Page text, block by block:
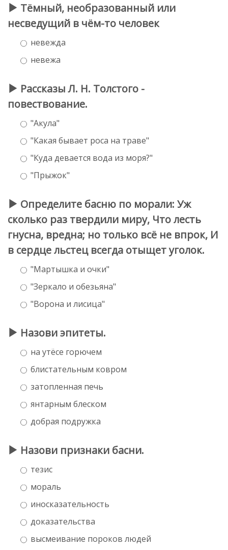
Тёмный, необразованный или
несведущий в чём-то человек
невежда
невежа
Рассказы Л. Н. Толстого -
повествование.
"Акула"
"Какая бывает роса на траве"
"Куда девается вода из моря?"
"Прыжок"
Определите басню по морали: Уж
сколько раз твердили миру, Что лесть
гнусна, вредна; но только всё не впрок, И
в сердце льстец всегда отыщет уголок.
"Мартышка и очки"
"Зеркало и обезьяна"
"Ворона и лисица"
Назови эпитеты.
на утёсе горючем
блистательным ковром
затопленная печь
янтарным блеском
добрая подружка
Назови признаки басни.
тезис
мораль
иносказательность
доказательства
высмеивание пороков людей